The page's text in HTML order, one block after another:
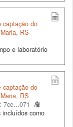
captação do
RS
e laboratório
captação do
RS
7ce...071
incluídos como